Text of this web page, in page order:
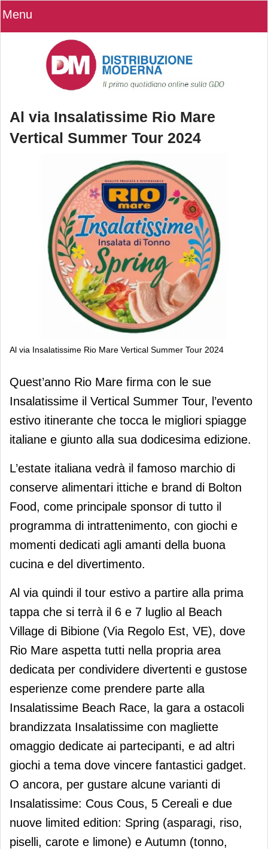
Menu
Al via Insalatissime Rio Mare
Vertical Summer Tour 2024
Al via Insalatissime Rio Mare Vertical Summer Tour 2024
Al via Insalatissime Rio Mare Vertical
Summer Tour 2024
Quest’anno Rio Mare firma con le sue
Insalatissime il Vertical Summer Tour, l’evento
estivo itinerante che tocca le migliori spiagge
italiane e giunto alla sua dodicesima edizione.
L’estate italiana vedrà il famoso marchio di
conserve alimentari ittiche e brand di Bolton
Food, come principale sponsor di tutto il
programma di intrattenimento, con giochi e
momenti dedicati agli amanti della buona
cucina e del divertimento.
Al via quindi il tour estivo a partire alla prima
tappa che si terrà il 6 e 7 luglio al Beach
Village di Bibione (Via Regolo Est, VE), dove
Rio Mare aspetta tutti nella propria area
dedicata per condividere divertenti e gustose
esperienze come prendere parte alla
Insalatissime Beach Race, la gara a ostacoli
brandizzata Insalatissime con magliette
omaggio dedicate ai partecipanti, e ad altri
giochi a tema dove vincere fantastici gadget.
O ancora, per gustare alcune varianti di
Insalatissime: Cous Cous, 5 Cereali e due
nuove limited edition: Spring (asparagi, riso,
piselli, carote e limone) e Autumn (tonno,